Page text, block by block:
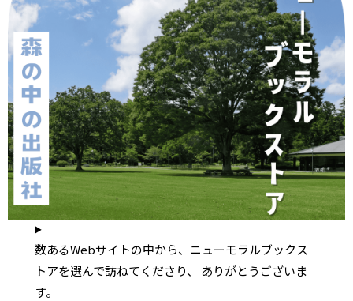
数あるWebサイトの中から、ニューモラルブックス
トアを選んで訪ねてくださり、 ありがとうございま
す。